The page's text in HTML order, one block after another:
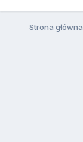
Strona główna